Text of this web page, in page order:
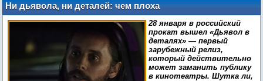
Ни дьявола, ни деталей: чем плоха
криминальная драма с Джаредом Лето
28 января в российский
прокат вышел «Дьявол в
деталях» — первый
зарубежный релиз,
который действительно
может заманить публику
в кинотеатры. Шутка ли,